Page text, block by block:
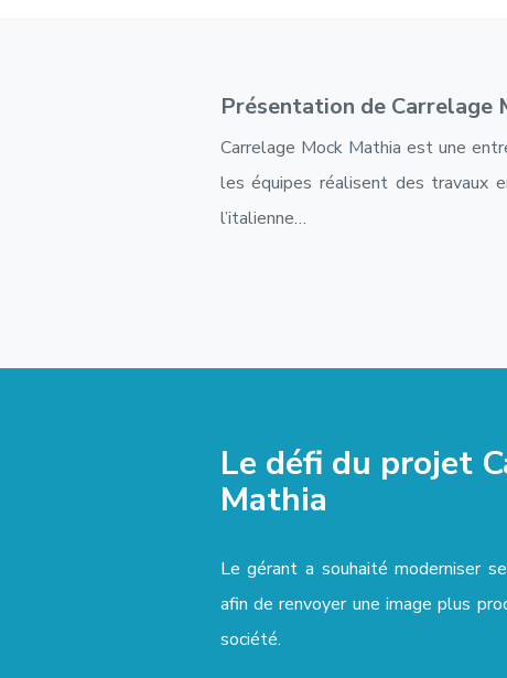
Présentation de Carrelage
Carrelage Mock Mathia est une
les équipes réalisent des travaux
l’italienne…
Le défi du projet
Mathia
Le gérant a souhaité moderniser
afin de renvoyer une image plus
société.